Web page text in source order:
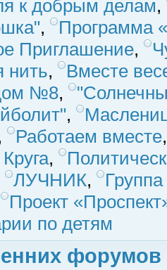
к добрым делам,
,
Программа
Приглашение,
нить,
Вместе
№8,
,
Работаем вместе
,
ЛУЧНИК,
Проект
по детям
форумов